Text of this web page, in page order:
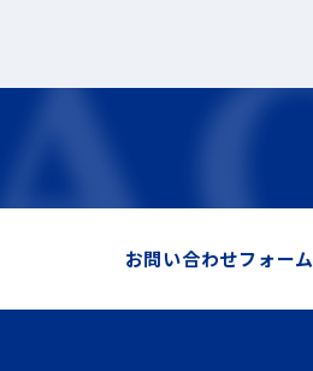
お問い合わせフォーム